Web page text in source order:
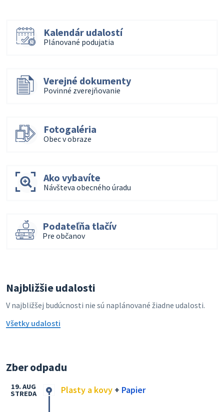
Kalendár udalostí
Plánované podujatia
Verejné dokumenty
Povinné zverejňovanie
Fotogaléria
Obec v obraze
Ako vybavíte
Návšteva obecného úradu
Podateľňa tlačív
Pre občanov
Najbližšie udalosti
V najbližšej budúcnosti nie sú naplánované žiadne udalosti.
Všetky udalosti
Zber odpadu
Plasty a kovy + Papier
19. AUG
STREDA